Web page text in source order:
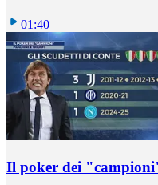
01:40
Il poker dei